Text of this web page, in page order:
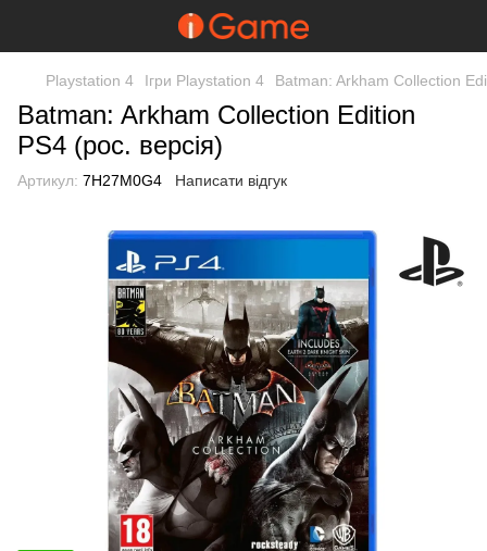
Playstation 4 Ігри Playstation 4 Batman: Arkham Collection
Batman: Arkham Collection Edition
PS4 (рос. версія)
Артикул: 7H27M0G4 Написати відгук